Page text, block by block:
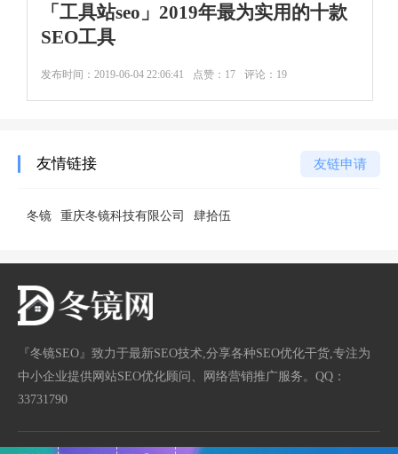
「工具站seo」2019年最为实用的十款
SEO工具
发布时间： 2019-06-04 22:06:41 点赞：17 评论：19
友情链接 友链申请
冬镜 重庆冬镜科技有限公司 肆拾伍
『冬镜SEO』致力于最新SEO技术,分享各种SEO优化干货,专注为
中小企业提供网站SEO优化顾问、网络营销推广服务。QQ：
33731790